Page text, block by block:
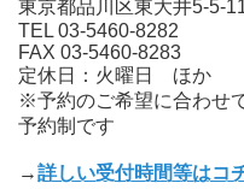
東京都品川区東大井5-5-
TEL 03-5460-8282
FAX 03-5460-8283
定休日：火曜日 ほか
※予約のご希望に合わせ
予約制です
→詳しい受付時間等はコ